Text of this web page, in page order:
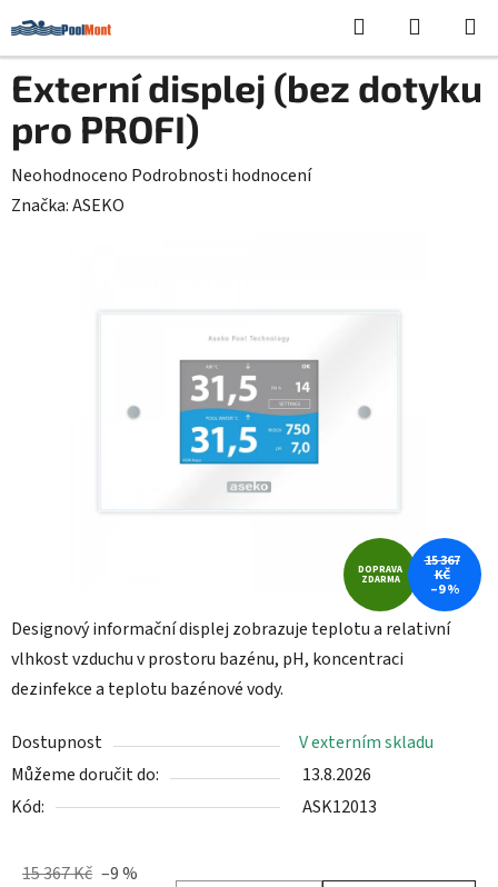
na
obsah
Hledat
KOŠÍK
Designový informační displej zobrazuje teplotu a relativní
vlhkost vzduchu v prostoru bazénu, pH, koncentraci
dezinfekce a teplotu bazénové vody.
Dostupnost
V externím skladu
Můžeme doručit do:
13.8.2026
Kód:
ASK12013
15 367 Kč –9 %
Externí displej (bez dotyku
pro PROFI)
Průměrné
hodnocení
Neohodnoceno Podrobnosti hodnocení
Značka:ASEKO
DOPRAVA
ZDARMA
15 367
KČ
–9 %